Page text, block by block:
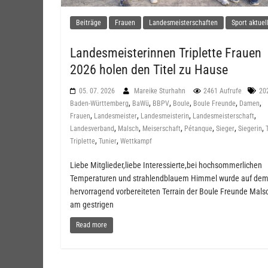
Beiträge Frauen Landesmeisterschaften Sport aktuell
Landesmeisterinnen Triplette Frauen
2026 holen den Titel zu Hause
05. 07. 2026 Mareike Sturhahn 2461 Aufrufe
Baden-Württemberg, BaWü, BBPV, Boule, Boule Freunde, Damen,
Frauen, Landesmeister, Landesmeisterin, Landesmeisterschaft,
Landesverband, Malsch, Meiserschaft, Pétanque, Sieger, Siegerin,
Triplette, Tunier, Wettkampf
Liebe Mitglieder,liebe Interessierte,bei hochsommerlichen
Temperaturen und strahlendblauem Himmel wurde auf dem
hervorragend vorbereiteten Terrain der Boule Freunde
am gestrigen
Read more